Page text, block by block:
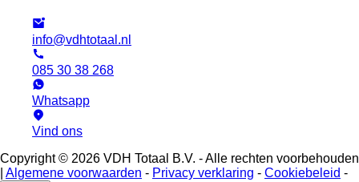
info@vdhtotaal.nl
085 30 38 268
Whatsapp
Vind ons
Copyright © 2026 VDH Totaal B.V. - Alle rechten voorbehouden
Algemene voorwaarden - Privacy verklaring - Cookiebeleid -